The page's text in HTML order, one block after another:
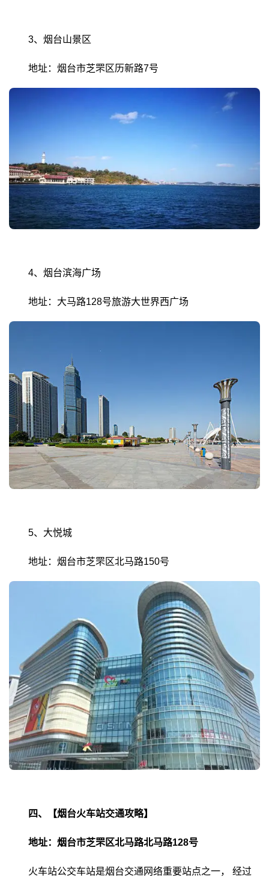
3、烟台山景区
地址：烟台市芝罘区历新路7号
4、烟台滨海广场
地址：大马路128号旅游大世界西广场
5、大悦城
地址：烟台市芝罘区北马路150号
四、【烟台火车站交通攻略】
地址：烟台市芝罘区北马路北马路128号
火车站公交车站是烟台交通网络重要站点之一，
经过